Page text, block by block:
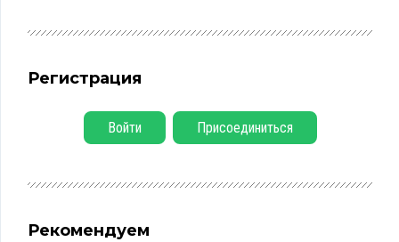
Регистрация
Войти Присоединиться
Рекомендуем